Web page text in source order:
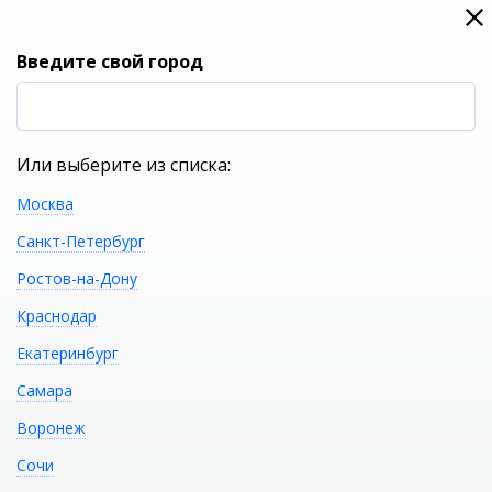
0
CERSANIT Шкафчик
MODUO 40 SW-MOD40/Wh
Введите свой город
Или выберите из списка:
Москва
Санкт-Петербург
Ростов-на-Дону
Краснодар
Екатеринбург
Самара
Воронеж
Сочи